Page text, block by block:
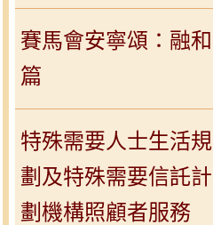
賽馬會安寧頌：融和
篇
特殊需要人士生活規
劃及特殊需要信託計
劃機構照顧者服務